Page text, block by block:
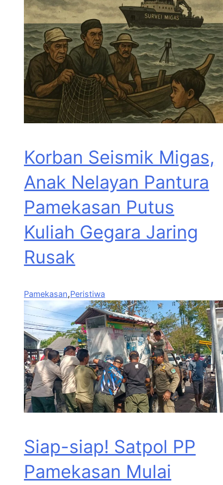
Korban Seismik Migas,
Anak Nelayan Pantura
Pamekasan Putus
Kuliah Gegara Jaring
Rusak
Pamekasan,Peristiwa
Siap-siap! Satpol PP
Pamekasan Mulai